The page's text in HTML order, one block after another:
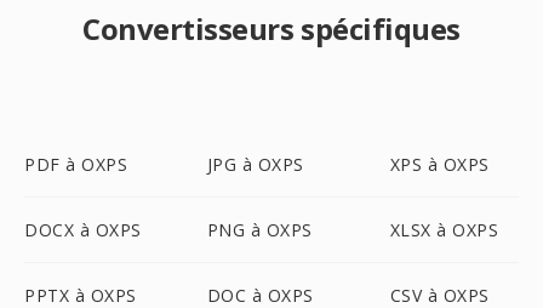
Convertisseurs spécifiques
PDF à OXPS JPG à OXPS XPS à OXPS
DOCX à OXPS PNG à OXPS XLSX à OXPS
PPTX à OXPS DOC à OXPS CSV à OXPS